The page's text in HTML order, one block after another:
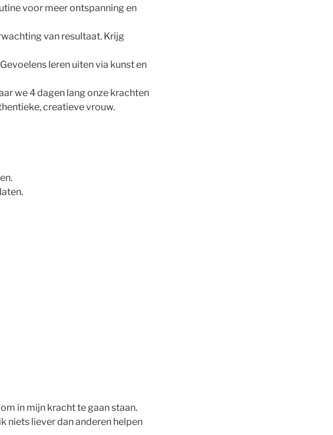
voor meer ontspanning en
van resultaat. Krijg
leren uiten via kunst en
we 4 dagen lang onze krachten
creatieve vrouw.
in mijn kracht te gaan staan.
niets liever dan anderen helpen